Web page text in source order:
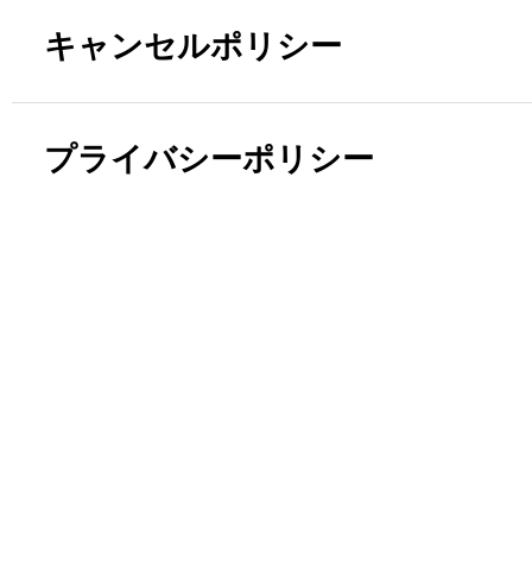
キャンセルポリシー
プライバシーポリシー